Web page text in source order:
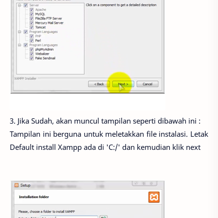
3. Jika Sudah, akan muncul tampilan seperti dibawah ini :
Tampilan ini berguna untuk meletakkan file instalasi. Letak
Default install Xampp ada di 'C:/' dan kemudian klik next